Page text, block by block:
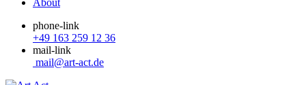
About
phone-link
+49 163 259 12 36
mail-link
mail@art-act.de